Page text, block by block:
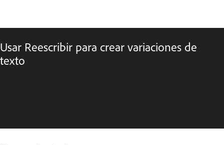
Usar Reescribir para crear variaciones de
texto